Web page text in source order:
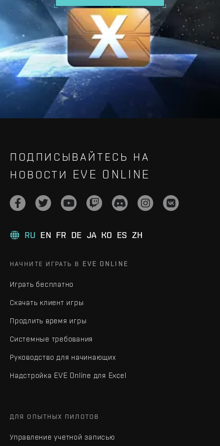
ПОДПИСЫВАЙТЕСЬ НА
НОВОСТИ EVE ONLINE
RU EN FR DE JA KO ES ZH
НАЧНИТЕ ИГРАТЬ В EVE ONLINE
Играть бесплатно
Скачать клиент игры
Продлить время игры
Системные требования
Руководство для начинающих
Надстройка EVE Online для Excel
ДЛЯ ОПЫТНЫХ ПИЛОТОВ
Управление учетной записью